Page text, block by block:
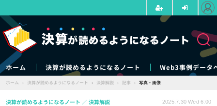
ホーム 決算が読めるようになるノート Web3事例データ
ホーム › 決算が読めるようになるノート › 決算解説 › 記事 › 写真・画像
決算が読めるようになるノート 決算解説 2025.7.30 Wed 6:00